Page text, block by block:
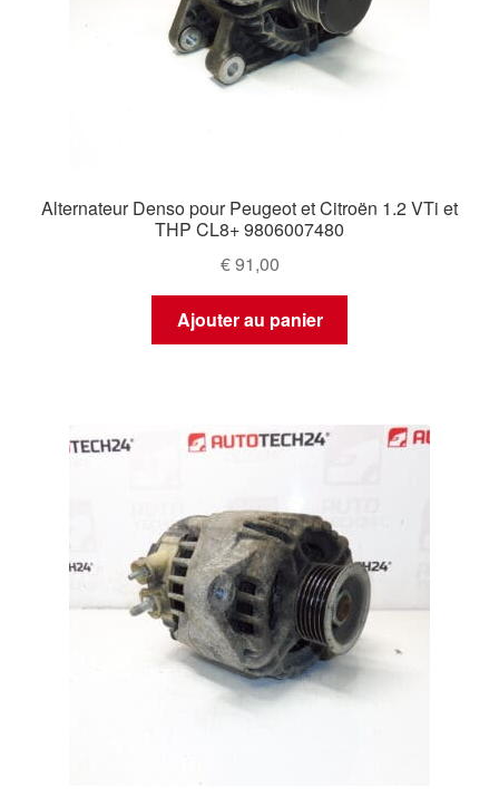
Alternateur Denso pour Peugeot et Citroën 1.2 VTi et
THP CL8+ 9806007480
€91,00
Ajouter au panier